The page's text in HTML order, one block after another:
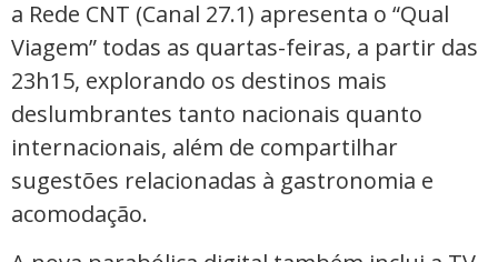
a Rede CNT (Canal 27.1) apresenta o “Qual
Viagem” todas as quartas-feiras, a partir das
23h15, explorando os destinos mais
deslumbrantes tanto nacionais quanto
internacionais, além de compartilhar
sugestões relacionadas à gastronomia e
acomodação.